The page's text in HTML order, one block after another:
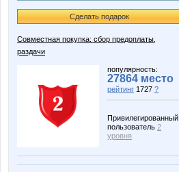
Сделать подарок
Совместная покупка: сбор предоплаты,
раздачи
популярность:
27864 место
рейтинг 1727 ?
Привилегированный
пользователь 2
уровня